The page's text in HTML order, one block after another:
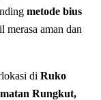
metode bius
merasa aman dan
di Ruko
Rungkut,